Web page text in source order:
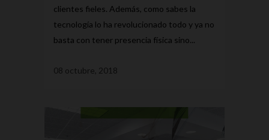
clientes fieles. Además, como sabes la
tecnología lo ha revolucionado todo y ya no
basta con tener presencia física sino...
08 octubre, 2018